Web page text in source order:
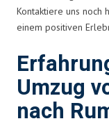
Kontaktiere uns noch
einem positiven
Umzug
nach